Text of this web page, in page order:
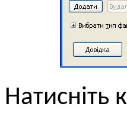
Натисніть